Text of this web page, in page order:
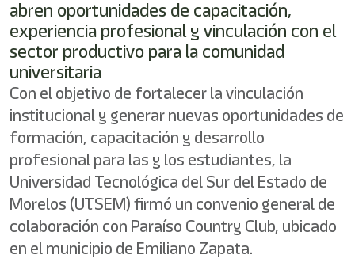
abren oportunidades de capacitación,
experiencia profesional y vinculación con el
sector productivo para la comunidad
universitaria
Con el objetivo de fortalecer la vinculación
institucional y generar nuevas oportunidades de
formación, capacitación y desarrollo
profesional para las y los estudiantes, la
Universidad Tecnológica del Sur del Estado de
Morelos (UTSEM) firmó un convenio general de
colaboración con Paraíso Country Club, ubicado
en el municipio de Emiliano Zapata.